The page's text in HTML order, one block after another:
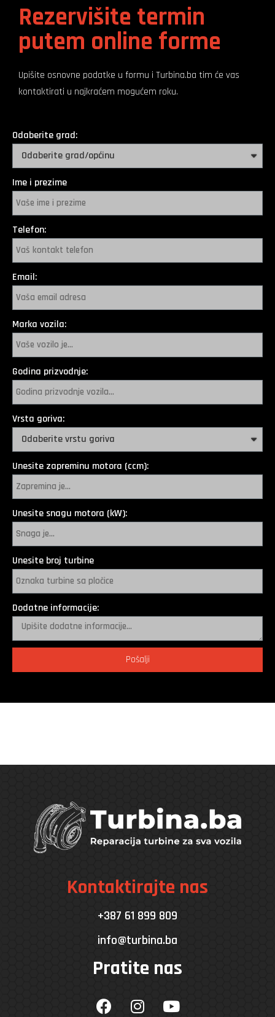
Rezervišite termin
putem online forme
Upišite osnovne podatke u formu i Turbina.ba tim će vas
kontaktirati u najkraćem mogućem roku.
Odaberite grad:
Ime i prezime
Telefon:
Email:
Marka vozila:
Godina prizvodnje:
Vrsta goriva:
Unesite zapreminu motora (ccm):
Unesite snagu motora (kW):
Unesite broj turbine
Dodatne informacije:
Pošalji
Kontaktirajte nas
+387 61 899 809
info@turbina.ba
Pratite nas